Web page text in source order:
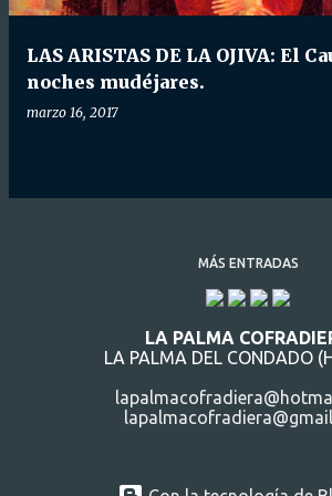
LAS ARISTAS DE LA OJIVA: El
noches mudéjares.
marzo 16, 2017
MÁS ENTRADAS
LA PALMA
LA PALMA DEL CONDADO